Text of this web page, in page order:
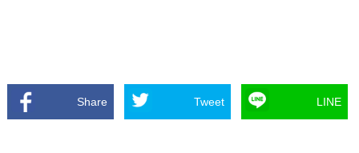
Share Tweet LINE